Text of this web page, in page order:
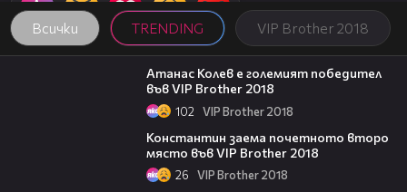
Всички TRENDING VIP Brother 2018
06:03
Атанас Колев е големият победител
във VIP Brother 2018
102 VIP Brother 2018
Константин заема почетното второ
място във VIP Brother 2018
26 VIP Brother 2018